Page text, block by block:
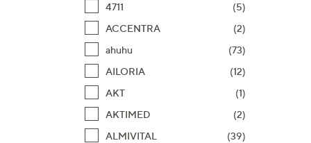
4711
(5)
ACCENTRA
(2)
ahuhu
(73)
AILORIA
(12)
AKT
(1)
AKTIMED
(2)
ALMIVITAL
(39)